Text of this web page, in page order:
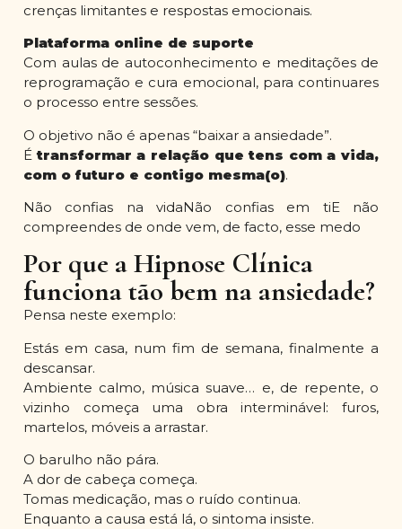
crenças limitantes e respostas emocionais.
Plataforma online de suporte
Com aulas de autoconhecimento e meditações de
reprogramação e cura emocional, para continuares
o processo entre sessões.
O objetivo não é apenas “baixar a ansiedade”.
Étransformar a relação que tens com a vida,
com o futuro e contigo mesma(o).
Não confias na vidaNão confias em tiE não
compreendes de onde vem, de facto, esse medo
Por que a Hipnose Clínica
funciona tão bem na ansiedade?
Pensa neste exemplo:
Estás em casa, num fim de semana, finalmente a
descansar.
Ambiente calmo, música suave… e, de repente, o
vizinho começa uma obra interminável: furos,
martelos, móveis a arrastar.
O barulho não pára.
A dor de cabeça começa.
Tomas medicação, mas o ruído continua.
Enquanto a causa está lá, o sintoma insiste.